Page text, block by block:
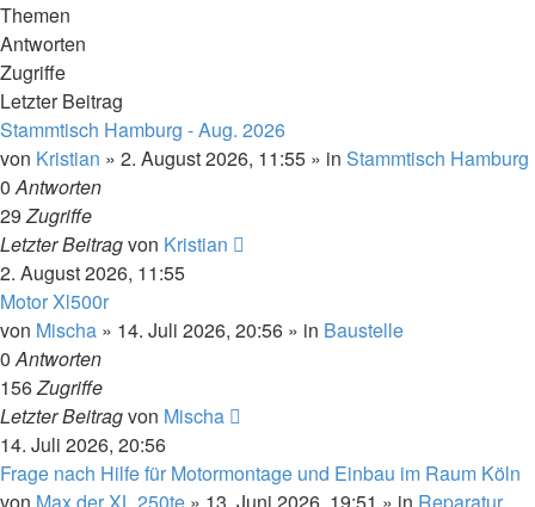
Themen
Antworten
Zugriffe
Letzter Beitrag
Stammtisch Hamburg - Aug. 2026
von Kristian » 2. August 2026, 11:55 » in Stammtisch Hamburg
0Antworten
29Zugriffe
Letzter Beitragvon Kristian
2. August 2026, 11:55
Motor Xl500r
von Mischa » 14. Juli 2026, 20:56 » in Baustelle
0Antworten
156Zugriffe
Letzter Beitragvon Mischa
14. Juli 2026, 20:56
Frage nach Hilfe für Motormontage und Einbau im Raum Köln